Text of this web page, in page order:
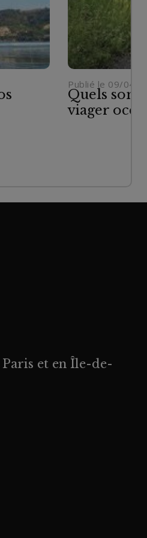
Publié le 09/04/
Quels sont
viager
et en Île-de-